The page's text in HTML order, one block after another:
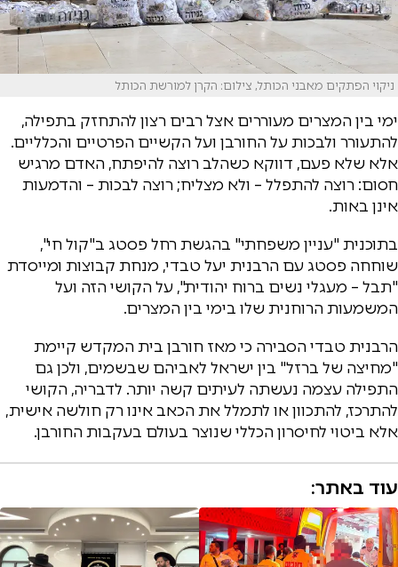
ניקוי הפתקים מאבני הכותל, צילום: הקרן למורשת הכותל
ימי בין המצרים מעוררים אצל רבים רצון להתחזק בתפילה,
להתעורר ולבכות על החורבן ועל הקשיים הפרטיים והכלליים.
אלא שלא פעם, דווקא כשהלב רוצה להיפתח, האדם מרגיש
חסום: רוצה להתפלל – ולא מצליח; רוצה לבכות – והדמעות
אינן באות.
בתוכנית "עניין משפחתי" בהגשת רחל פסטג ב"קול חי",
שוחחה פסטג עם הרבנית יעל טבדי, מנחת קבוצות ומייסדת
"תבל – מעגלי נשים ברוח יהודית", על הקושי הזה ועל
המשמעות הרוחנית שלו בימי בין המצרים.
הרבנית טבדי הסבירה כי מאז חורבן בית המקדש קיימת
"מחיצה של ברזל" בין ישראל לאביהם שבשמים, ולכן גם
התפילה עצמה נעשתה לעיתים קשה יותר. לדבריה, הקושי
להתרכז, להתכוון או לתמלל את הכאב אינו רק חולשה אישית,
אלא ביטוי לחיסרון הכללי שנוצר בעולם בעקבות החורבן.
עוד באתר: